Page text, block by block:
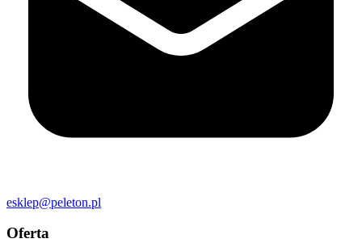
esklep@peleton.pl
Oferta